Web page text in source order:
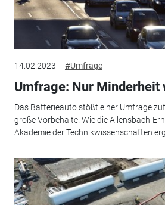
14.02.2023 #Umfrage
Umfrage: Nur Minderheit
Das Batterieauto stößt einer Umfrage
große Vorbehalte. Wie die Allensbach-
Akademie der Technikwissenschaften